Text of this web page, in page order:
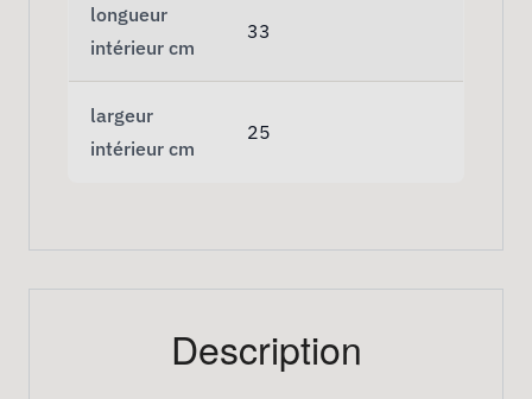
longueur
intérieur cm
33
largeur
intérieur cm
25
Description